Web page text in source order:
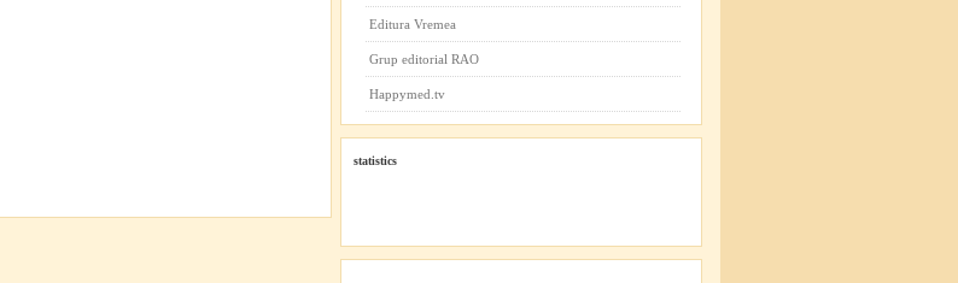
Editura Vremea
Grup editorial RAO
Happymed.tv
statistics